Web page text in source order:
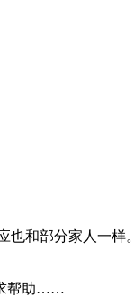
也和部分家人一
帮助……